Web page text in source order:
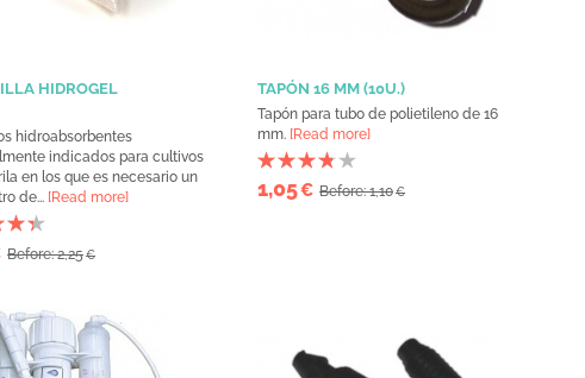
HIDROGEL
hidroabsorbentes
indicados para cultivos
en los que es necesario un
de... [Read more]
Before: 2,25€
TAPÓN 16 MM (10U.)
Tapón para tubo de polietileno de 16
mm. [Read more]
1,05€ Before: 1,10€